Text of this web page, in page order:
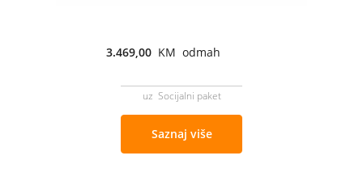
3.469,00 KM odmah
uz Socijalni paket
Saznaj više